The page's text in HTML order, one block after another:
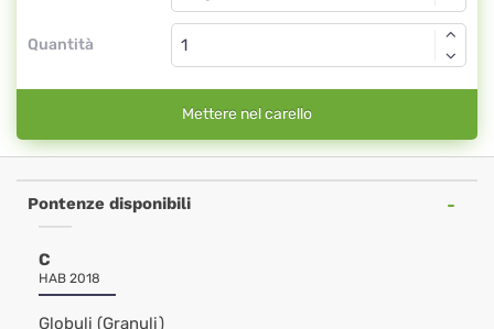
Quantità
Mettere nel carello
Pontenze disponibili
C
HAB 2018
Globuli (Granuli)